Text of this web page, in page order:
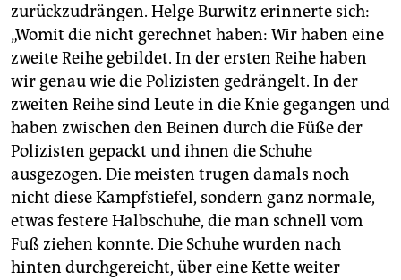
zurückzudrängen. Helge Burwitz erinnerte sich:
„Womit die nicht gerechnet haben: Wir haben eine
zweite Reihe gebildet. In der ersten Reihe haben
wir genau wie die Polizisten gedrängelt. In der
zweiten Reihe sind Leute in die Knie gegangen und
haben zwischen den Beinen durch die Füße der
Polizisten gepackt und ihnen die Schuhe
ausgezogen. Die meisten trugen damals noch
nicht diese Kampfstiefel, sondern ganz normale,
etwas festere Halbschuhe, die man schnell vom
Fuß ziehen konnte. Die Schuhe wurden nach
hinten durchgereicht, über eine Kette weiter